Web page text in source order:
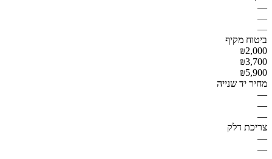
—
—
—
ביטוח מקיף
₪2,000
₪3,700
₪5,900
מחיר יד שנייה
—
—
—
צריכת דלק
—
—